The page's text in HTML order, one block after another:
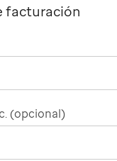
facturación
(opcional)